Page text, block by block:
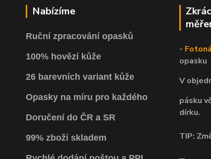
Nabízíme
Ruční zpracování opasků
100% hovězí kůže
26 barevních variant kůže
Opasky na míru pro každého
Doručení do ČR a SR
99% zboží skladem
-
opasku
V
pásku
dírku.
TIP: